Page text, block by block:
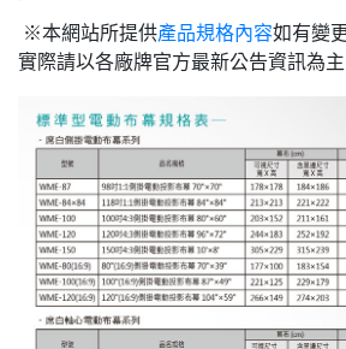
※本網站所提供產品規格內容如有變
實際請以各廠牌官方最新公告資訊為主